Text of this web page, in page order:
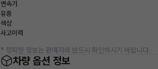
변속기
유종
색상
사고이력
* 정확한 정보는 판매자와 반드시 확인하시기 바랍니다.
차량 옵션 정보